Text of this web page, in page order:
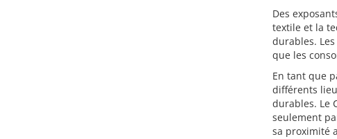
Des
textile et la
durables.
que les
En tant que
différents
durables. Le
seulement
sa proximité